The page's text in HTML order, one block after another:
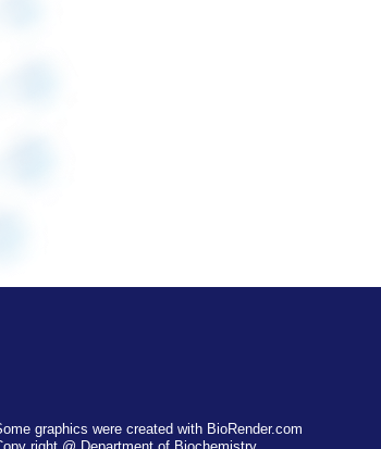
graphics were created with BioRender.com